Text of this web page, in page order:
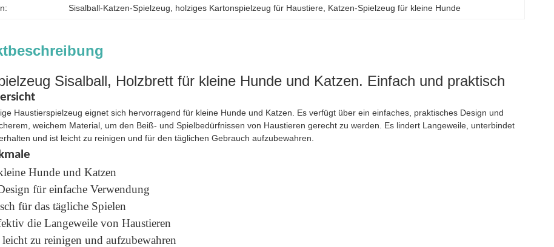
Sisalball-Katzen-Spielzeug holziges Kartonspielzeug für Haustiere Katzen-Spielzeug für kleine Hunde
Sisalball, Holzbrett für kleine Hunde und Katzen. Einfach und praktisch
Haustierspielzeug eignet sich hervorragend für kleine Hunde und Katzen. Es verfügt über ein einfaches, praktisches Design und
weichem Material, um den Beiß- und Spielbedürfnissen von Haustieren gerecht zu werden. Es lindert Langeweile, unterbindet
und ist leicht zu reinigen und für den täglichen Gebrauch aufzubewahren.
Hunde und Katzen
für einfache Verwendung
für das tägliche Spielen
die Langeweile von Haustieren
leicht zu reinigen und aufzubewahren